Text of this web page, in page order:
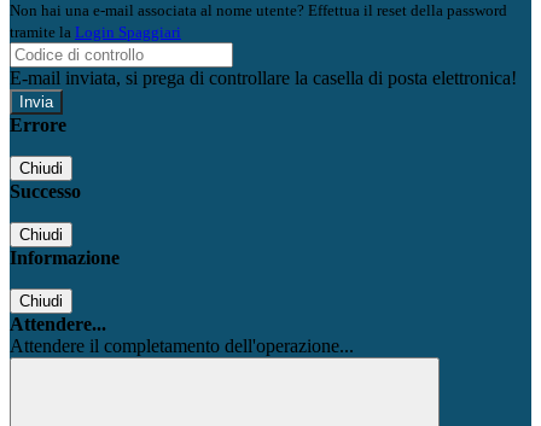
Non hai una e-mail associata al nome utente? Effettua il reset della password
tramite la Login Spaggiari
E-mail inviata, si prega di controllare la casella di posta elettronica!
Errore
Chiudi
Successo
Chiudi
Informazione
Chiudi
Attendere...
Attendere il completamento dell'operazione...